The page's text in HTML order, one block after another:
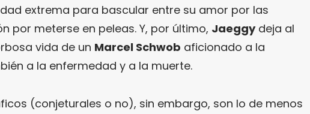
extrema para bascular entre su amor por las
por meterse en peleas. Y, por último, Jaeggydeja al
vida de un Marcel Schwob aficionado a la
a la enfermedad y a la muerte.
(conjeturales o no), sin embargo, son lo de menos